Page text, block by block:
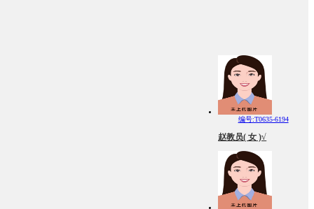
编号:T0635-6194
赵教员( 女 )√